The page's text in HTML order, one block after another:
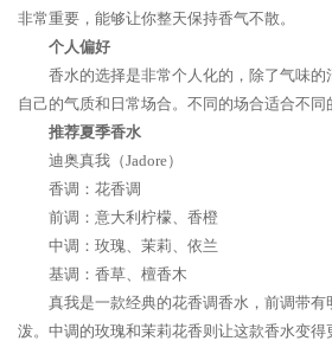
非常重要，能够让你整天保持香气不散。
个人偏好
香水的选择是非常个人化的，除了气味
自己的气质和日常场合。不同的场合适合不同
推荐夏季香水
迪奥真我（Jadore）
香调：花香调
前调：意大利柠檬、香橙
中调：玫瑰、茉莉、依兰
基调：香草、檀香木
真我是一款经典的花香调香水，前调带
泼。中调的玫瑰和茉莉花香则让这款香水变得